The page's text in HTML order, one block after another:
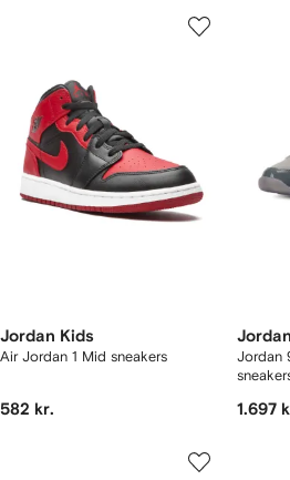
Jordan Kids
Air Jordan 1 Mid sneakers
582 kr.
Jordan
1.697